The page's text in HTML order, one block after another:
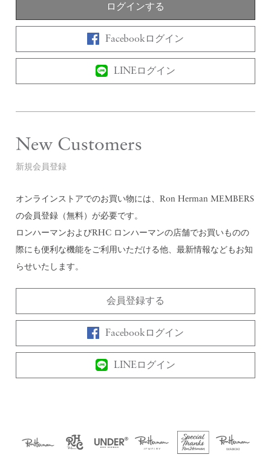
ログインする
Facebookログイン
LINEログイン
New Customers
新規会員登録
オンラインストアでのお買い物には、Ron Herman MEMBERS
の会員登録（無料）が必要です。
ロンハーマンおよびRHC ロンハーマンの店舗でお買いものの
際にも便利な機能をご利用いただける他、最新情報などもお知
らせいたします。
会員登録する
Facebookログイン
LINEログイン